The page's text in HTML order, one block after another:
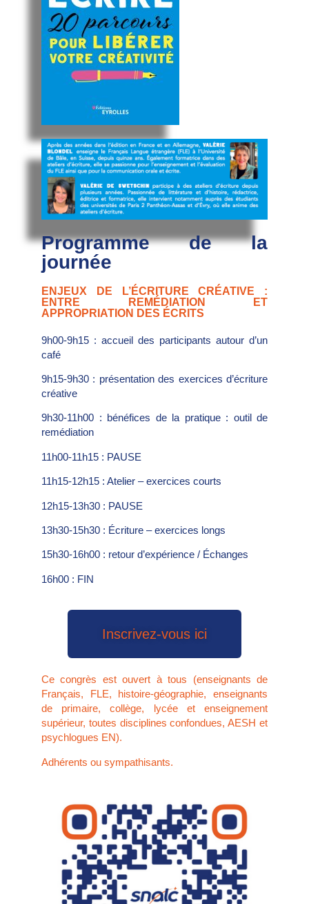
Programme de la
journée
ENJEUX DE L’ÉCRITURE CRÉATIVE :
ENTRE REMÉDIATION ET
APPROPRIATION DES ÉCRITS
9h00-9h15 : accueil des participants autour d’un
café
9h15-9h30 : présentation des exercices d’écriture
créative
9h30-11h00 : bénéfices de la pratique : outil de
remédiation
11h00-11h15 : PAUSE
11h15-12h15 : Atelier – exercices courts
12h15-13h30 : PAUSE
13h30-15h30 : Écriture – exercices longs
15h30-16h00 : retour d’expérience / Échanges
16h00 : FIN
Inscrivez-vous ici
Ce congrès est ouvert à tous (enseignants de
Français, FLE, histoire-géographie, enseignants
de primaire, collège, lycée et enseignement
supérieur, toutes disciplines confondues, AESH et
psychlogues EN).
Adhérents ou sympathisants.